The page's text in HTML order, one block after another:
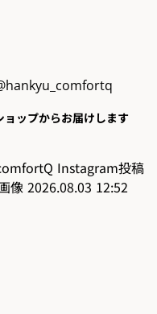
ップからお届けします